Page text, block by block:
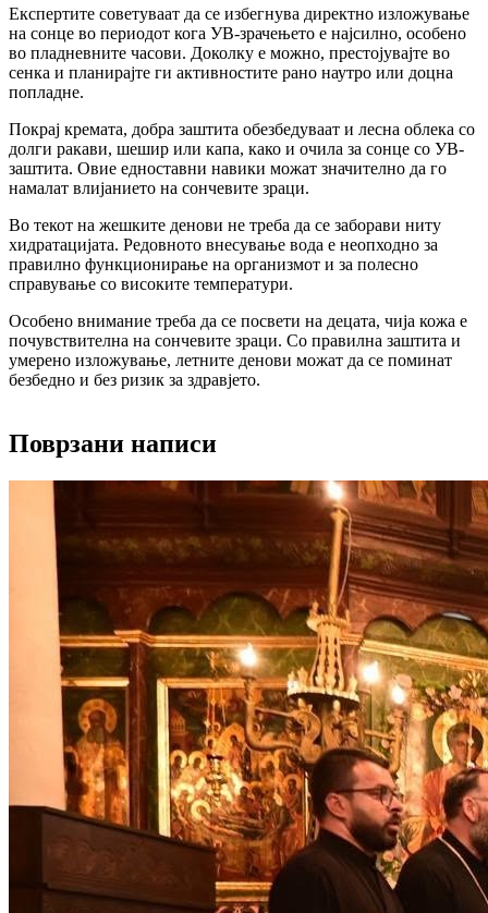
Експертите советуваат да се избегнува директно изложување
на сонце во периодот кога УВ-зрачењето е најсилно, особено
во пладневните часови. Доколку е можно, престојувајте во
сенка и планирајте ги активностите рано наутро или доцна
попладне.
Покрај кремата, добра заштита обезбедуваат и лесна облека со
долги ракави, шешир или капа, како и очила за сонце со УВ-
заштита. Овие едноставни навики можат значително да го
намалат влијанието на сончевите зраци.
Во текот на жешките денови не треба да се заборави ниту
хидратацијата. Редовното внесување вода е неопходно за
правилно функционирање на организмот и за полесно
справување со високите температури.
Особено внимание треба да се посвети на децата, чија кожа е
почувствителна на сончевите зраци. Со правилна заштита и
умерено изложување, летните денови можат да се поминат
безбедно и без ризик за здравјето.
Поврзани написи